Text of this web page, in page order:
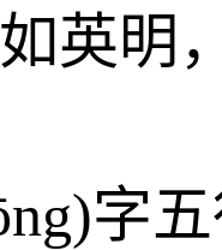
英明
字